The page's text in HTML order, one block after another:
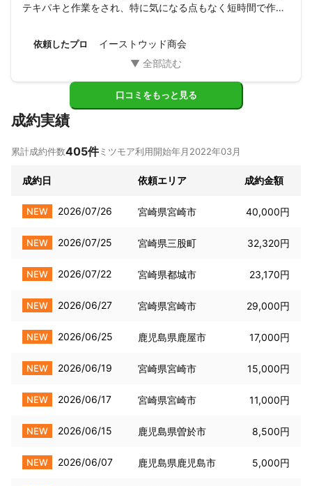
テキパキと作業をされ、特に気になる点もなく短時間で作業
依頼したプロ イーストウッド商会
口コミをもっと見る
成約実績
累計成約件数405件ミツモア利用開始年月 2022年03月
成約日 依頼エリア 成約金額
NEW 2026/07/26 宮崎県宮崎市 40,000円
NEW 2026/07/25 宮崎県三股町 32,320円
NEW 2026/07/22 宮崎県都城市 23,170円
NEW 2026/06/27 宮崎県宮崎市 29,000円
NEW 2026/06/25 鹿児島県鹿屋市 17,000円
NEW 2026/06/19 宮崎県宮崎市 15,000円
NEW 2026/06/17 宮崎県宮崎市 11,000円
NEW 2026/06/15 鹿児島県曽於市 8,500円
NEW 2026/06/07 鹿児島県鹿児島市 5,000円